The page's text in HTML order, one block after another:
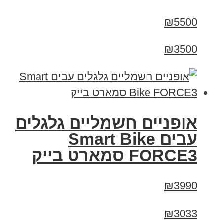
₪5500
₪3500
אופניים חשמליים גלגלים
עבים Smart Bike
FORCE3 סמארט בייק
₪3990
₪3033